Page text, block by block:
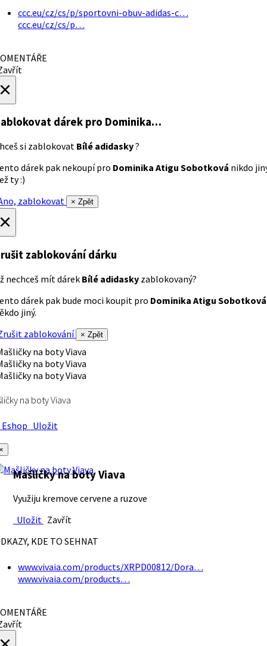
ccc.eu/cz/cs/p/sportovni-obuv-adidas-c…
ccc.eu/cz/cs/p…
dárek pro Dominika…
si zablokovat Bílé adidasky?
dárek pak nekoupí pro Dominika Atigu Sobotková nikdo
ty :)
zablokovat
× Zpět
zablokování dárku
nechceš mít dárek Bílé adidasky zablokovaný?
dárek pak bude moci koupit pro Dominika Atigu Sobotková
jiný.
zablokování
× Zpět
na boty Viava
Uložit
Mašličky na boty Viava
Využiju kremove cervene a ruzove
Uložit Zavřít
KDE TO SEHNAT
www.vivaia.com/products/XRPD00812/Dora…
www.vivaia.com/products…